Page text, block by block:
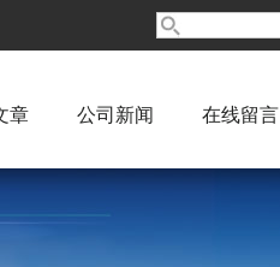
章 公司新闻 在线留言